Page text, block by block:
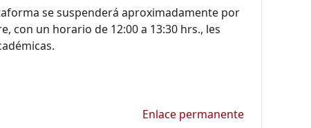
se suspenderá aproximadamente por
con un horario de 12:00 a 13:30 hrs., les
Enlace permanente